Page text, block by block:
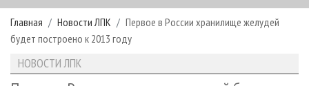
РУБРИКИ И ТЕМЫ
РУБРИКИ ЖУРНАЛА
ЛЕСОЗАГОТОВКА
НОВОСТИ
НОВОСТИ ЛПК
ПРОЕКТЫ ЛПИ
АНАЛИТИКА
Главная Новости ЛПК
Первое в России хранилище желудей
будет построено к 2013 году
НОВОСТИ ЛПК